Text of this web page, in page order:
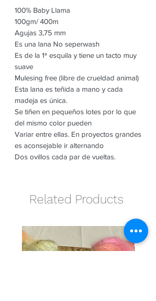
100% Baby Llama
100gm/ 400m
Agujas 3,75 mm
Es una lana No seperwash
Es de la 1ª esquila y tiene un tacto muy
suave
Mulesing free (libre de crueldad animal)
Esta lana es teñida a mano y cada
madeja es única.
Se tiñen en pequeños lotes por lo que
del mismo color pueden
Variar entre ellas. En proyectos grandes
es aconsejable ir alternando
Dos ovillos cada par de vueltas.
Related Products